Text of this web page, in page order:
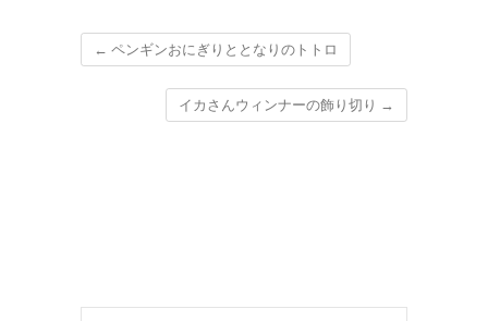
← ペンギンおにぎりととなりのトトロ
イカさんウィンナーの飾り切り →